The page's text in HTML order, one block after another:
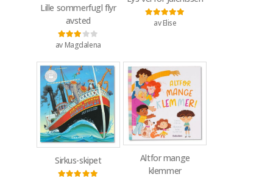
Lille sommerfugl flyr
avsted
Vurdert3av 5
av Magdalena
Vurdert5
av Elise
Sirkus-skipet
Altfor mange
klemmer